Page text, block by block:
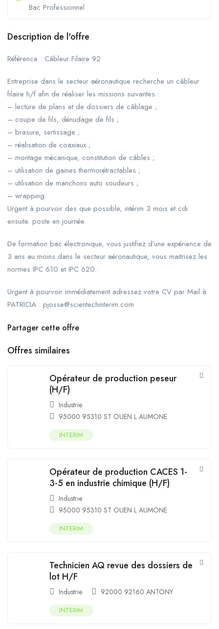
Bac Professionnel
Description de l'offre
Référence : Câbleur Filaire 92
Entreprise dans le secteur aéronautique recherche un câbleur
filaire h/f afin de réaliser les missions suivantes :
– lecture de plans et de dossiers de câblage ;
– coupe de fils, dénudage de fils ;
– brasure, sertissage ;
– réalisation de coaxiaux ;
– montage mécanique, constitution de câbles ;
– utilisation de gaines thermorétractables ;
– utilisation de manchons auto soudeurs ;
– wrapping.
Urgent à pourvoir des que possible, intérim 3 mois et cdi
ensuite. poste en journée.
De formation bac électronique, vous justifiez d’une expérience de
3 ans au moins dans le secteur aéronautique, vous maitrisez les
normes IPC 610 et IPC 620.
Urgent à pourvoir immédiatement adressez votre CV par Mail à
PATRICIA : pjosse@scientechinterim.com
Partager cette offre
Offres similaires
Opérateur de production peseur
(H/F)
Industrie
95000 95310 ST OUEN L AUMONE
INTERIM
Opérateur de production CACES 1-
3-5 en industrie chimique (H/F)
Industrie
95000 95310 ST OUEN L AUMONE
INTERIM
Technicien AQ revue des dossiers de
lot H/F
Industrie 92000 92160 ANTONY
INTERIM